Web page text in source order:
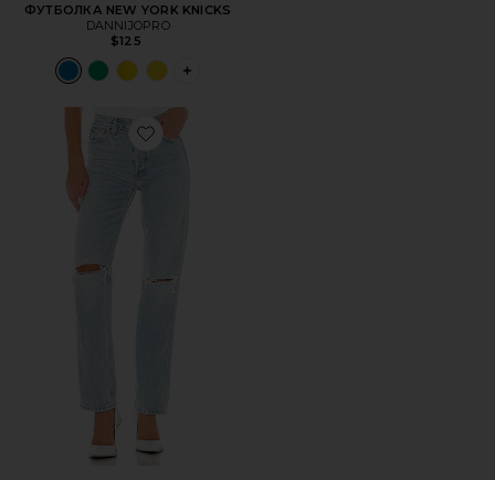
ФУТБОЛКА NEW YORK KNICKS
DANNIJOPRO
$125
PLUS ICON TO SEE MORE OPTIONS
Favorite ПРЯМЫЕ ДЖИНСЫ HIGH RISE LOOSE